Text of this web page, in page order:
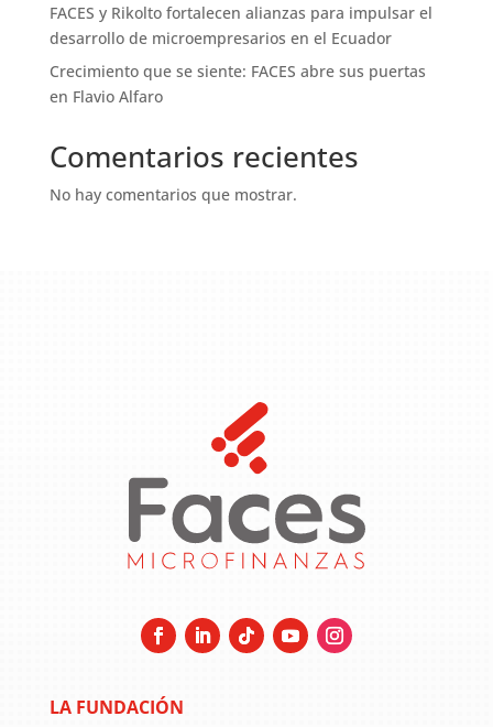
FACES y Rikolto fortalecen alianzas para impulsar el
desarrollo de microempresarios en el Ecuador
Crecimiento que se siente: FACES abre sus puertas
en Flavio Alfaro
Comentarios recientes
No hay comentarios que mostrar.
LA FUNDACIÓN